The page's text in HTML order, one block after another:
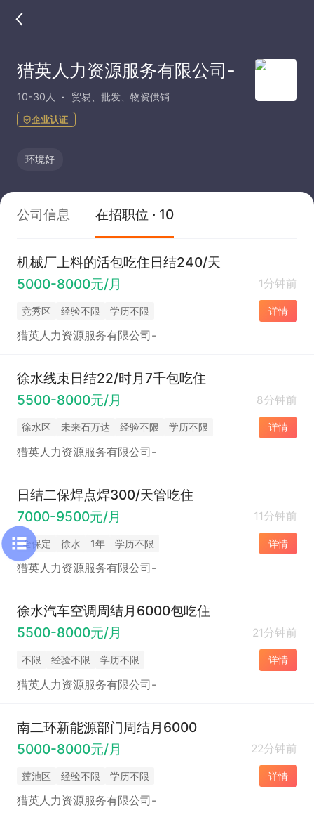
猎英人力资源服务有限公司-
10-30人 贸易、批发、物资供销
企业认证
环境好
公司信息 在招职位 · 10
机械厂上料的活包吃住日结240/天
5000-8000元/月
1分钟前
竞秀区 经验不限 学历不限 详情
猎英人力资源服务有限公司-
徐水线束日结22/时月7千包吃住
5500-8000元/月
8分钟前
徐水区 未来石万达 经验不限 学历不限 详情
猎英人力资源服务有限公司-
日结二保焊点焊300/天管吃住
7000-9500元/月
11分钟前
全保定 徐水 1年 学历不限 详情
猎英人力资源服务有限公司-
徐水汽车空调周结月6000包吃住
5500-8000元/月
21分钟前
不限 经验不限 学历不限 详情
猎英人力资源服务有限公司-
南二环新能源部门周结月6000
5000-8000元/月
22分钟前
莲池区 经验不限 学历不限 详情
猎英人力资源服务有限公司-